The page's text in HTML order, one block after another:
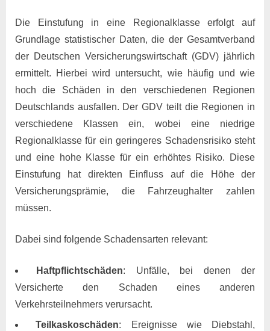
Die Einstufung in eine Regionalklasse erfolgt auf
Grundlage statistischer Daten, die der Gesamtverband
der Deutschen Versicherungswirtschaft (GDV) jährlich
ermittelt. Hierbei wird untersucht, wie häufig und wie
hoch die Schäden in den verschiedenen Regionen
Deutschlands ausfallen. Der GDV teilt die Regionen in
verschiedene Klassen ein, wobei eine niedrige
Regionalklasse für ein geringeres Schadensrisiko steht
und eine hohe Klasse für ein erhöhtes Risiko. Diese
Einstufung hat direkten Einfluss auf die Höhe der
Versicherungsprämie, die Fahrzeughalter zahlen
müssen.
Dabei sind folgende Schadensarten relevant:
Haftpflichtschäden: Unfälle, bei denen der
Versicherte den Schaden eines anderen
Verkehrsteilnehmers verursacht.
Teilkaskoschäden: Ereignisse wie Diebstahl,